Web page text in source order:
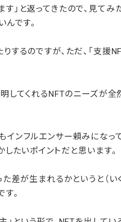
」と返ってきたので、見てみ
んです。
するのですが、ただ、「支援
してくれるNFTのニーズが全
インフルエンサー頼みになっ
たいポイントだと思います。
た差が生まれるかというと（い
。